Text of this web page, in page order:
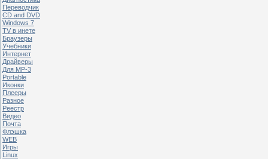
Переводчик
CD and DVD
Windows 7
TV в инете
Браузеры
Учебники
Интернет
Драйверы
Для MP-3
Portable
Иконки
Плееры
Разное
Реестр
Видео
Почта
Флэшка
WEB
Игры
Linux